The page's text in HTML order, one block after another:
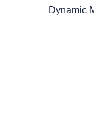
Dynamic